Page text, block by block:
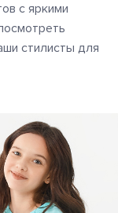
с яркими
стилисты для